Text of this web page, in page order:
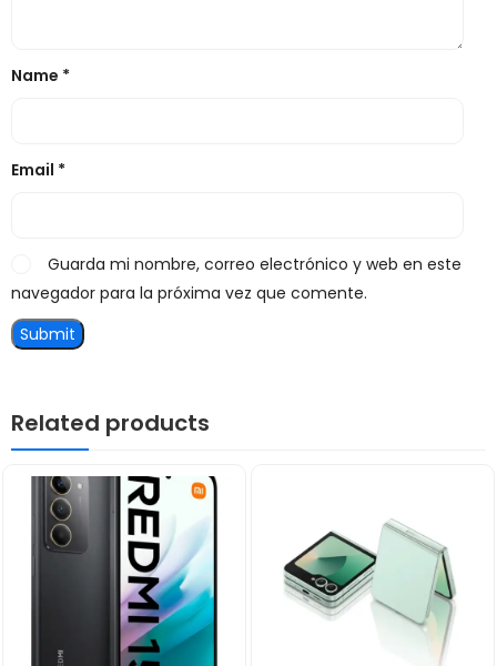
Name *
Email *
Guarda mi nombre, correo electrónico y web en este
navegador para la próxima vez que comente.
Related products